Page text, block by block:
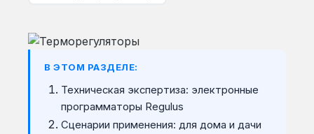
В ЭТОМ РАЗДЕЛЕ:
Техническая экспертиза: электронные
программаторы Regulus
Сценарии применения: для дома и дачи